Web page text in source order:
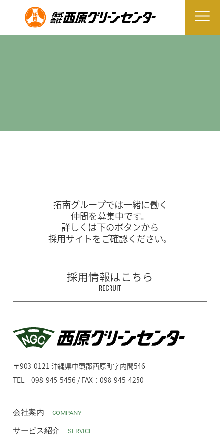
拓南グループでは一緒に働く
仲間を募集中です。
詳しくは下のボタンから
採用サイトをご確認ください。
採用情報はこちら
RECRUIT
〒903-0121 沖縄県中頭郡西原町字内間546
TEL：098-945-5456 / FAX：098-945-4250
会社案内 COMPANY
サービス紹介 SERVICE